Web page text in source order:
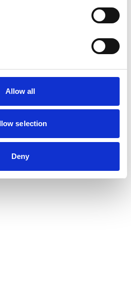
Allow all
selection
Deny